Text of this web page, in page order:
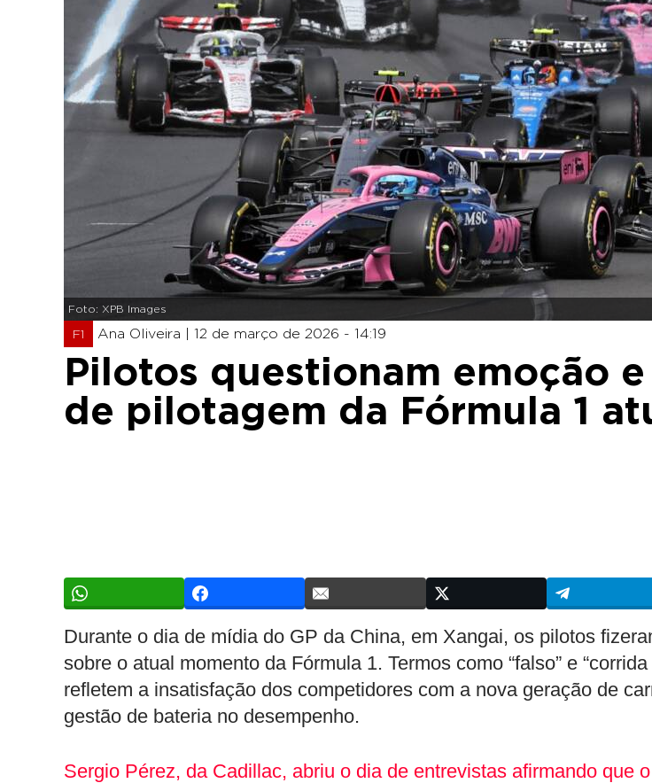
Foto: XPB Images
F1 Ana Oliveira | 12 de março de 2026 - 14:19
Pilotos questionam emoção
de pilotagem da Fórmula 1
Durante o dia de mídia do GP da China, em Xangai, os pilotos
sobre o atual momento da Fórmula 1. Termos como “falso” e
refletem a insatisfação dos competidores com a nova geração de
gestão de bateria no desempenho.
Sergio Pérez, da Cadillac, abriu o dia de entrevistas afirmando que